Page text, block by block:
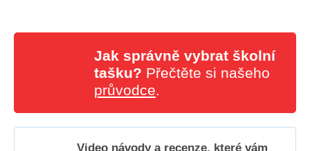
Jak správně vybrat školní
tašku? Přečtěte si našeho
průvodce.
Video návody a recenze, které vám